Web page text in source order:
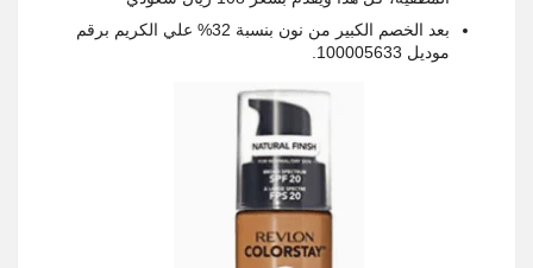
بعد الخصم الكبير من نون بنسبة 32% علي الكريم برقم
موديل 100005633.